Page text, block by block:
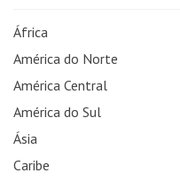
África
América do Norte
América Central
América do Sul
Ásia
Caribe